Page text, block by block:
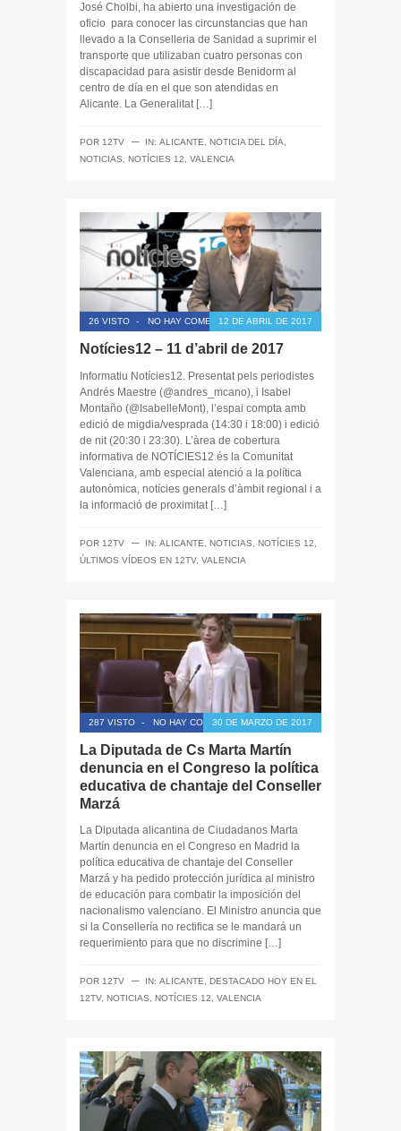
José Cholbi, ha abierto una investigación de
oficio para conocer las circunstancias que han
llevado a la Conselleria de Sanidad a suprimir el
transporte que utilizaban cuatro personas con
discapacidad para asistir desde Benidorm al
centro de día en el que son atendidas en
Alicante. La Generalitat […]
POR 12TV ─ IN: ALICANTE, NOTICIA DEL DÍA,
NOTICIAS, NOTÍCIES 12, VALENCIA
26 VISTO - NO HAY COMENTARIOS12 DE ABRIL DE 2017
Notícies12 – 11 d’abril de 2017
Informatiu Notícies12. Presentat pels periodistes
Andrés Maestre (@andres_mcano), i Isabel
Montaño (@IsabelleMont), l’espai compta amb
edició de migdia/vesprada (14:30 i 18:00) i edició
de nit (20:30 i 23:30). L’àrea de cobertura
informativa de NOTÍCIES12 és la Comunitat
Valenciana, amb especial atenció a la política
autonòmica, notícies generals d’àmbit regional i a
la informació de proximitat […]
POR 12TV ─ IN: ALICANTE NOTICIAS NOTÍCIES 12
ÚLTIMOS VÍDEOS EN 12TV, VALENCIA
287 VISTO - NO HAY COMENTARIOS30 DE MARZO DE 2017
La Diputada de Cs Marta Martín
denuncia en el Congreso la política
educativa de chantaje del Conseller
Marzá
La Diputada alicantina de Ciudadanos Marta
Martín denuncia en el Congreso en Madrid la
política educativa de chantaje del Conseller
Marzá y ha pedido protección jurídica al ministro
de educación para combatir la imposición del
nacionalismo valenciano. El Ministro anuncia que
si la Consellería no rectifica se le mandará un
requerimiento para que no discrimine […]
POR 12TV ─ IN: ALICANTE
DESTACADO HOY EN EL
12TV, NOTICIAS NOTÍCIES 12 VALENCIA